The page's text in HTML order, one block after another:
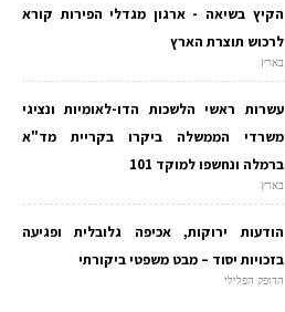
הקיץ בשיאה - ארגון מגדלי הפירות קורא
לרכוש תוצרת הארץ
בארץ
עשרות ראשי הלשכות הדו-לאומיות ונציגי
משרדי הממשלה ביקרו בקריית מד"א
ברמלה ונחשפו למוקד 101
בארץ
הודעות ירוקות, אכיפה גלובלית ופגיעה
בזכויות יסוד – מבט משפטי ביקורתי
הדופק הפלילי